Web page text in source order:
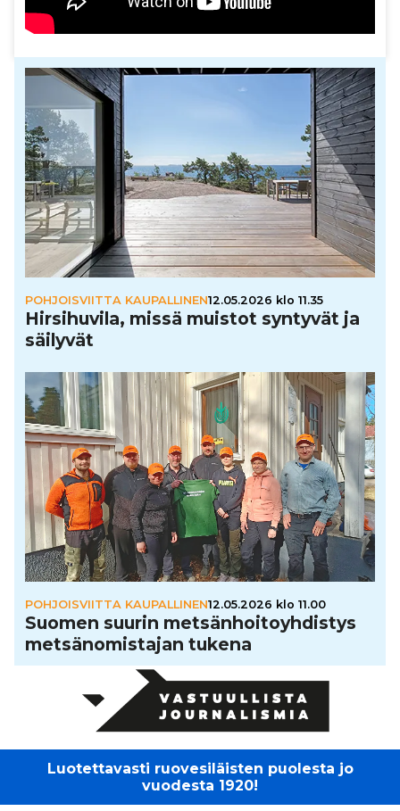
POHJOISVIITTA KAUPALLINEN12.05.2026 klo 11.35
Hir­si­hu­vila, missä muistot syntyvät ja
säilyvät
POHJOISVIITTA KAUPALLINEN12.05.2026 klo 11.00
Suomen suurin met­sän­hoi­to­yh­dis­tys
met­sä­no­mis­ta­jan tukena
Luotettavasti ruovesiläisten puolesta jo
vuodesta 1920!